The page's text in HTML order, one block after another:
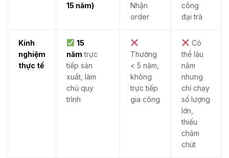
15 năm)
Nhận
order
công
đại trà
Kinh
nghiệm
thực tế
15
năm trực
tiếp sản
xuất, làm
chủ quy
trình
Thường
< 5 năm,
không
trực tiếp
gia công
Có
thể lâu
năm
nhưng
chỉ chạy
số lượng
lớn,
thiếu
chăm
chút